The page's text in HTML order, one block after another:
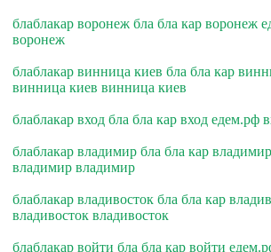
блаблакар воронеж бла бла кар воронеж
воронеж
блаблакар винница киев бла бла кар
винница киев винница киев
блаблакар вход бла бла кар вход едем.рф
блаблакар владимир бла бла кар
владимир владимир
блаблакар владивосток бла бла кар
владивосток владивосток
блаблакар войти бла бла кар войти